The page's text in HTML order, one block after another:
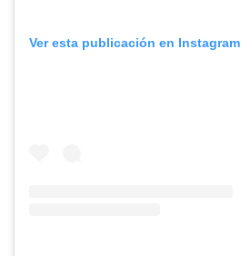
Ver esta publicación en Instagram